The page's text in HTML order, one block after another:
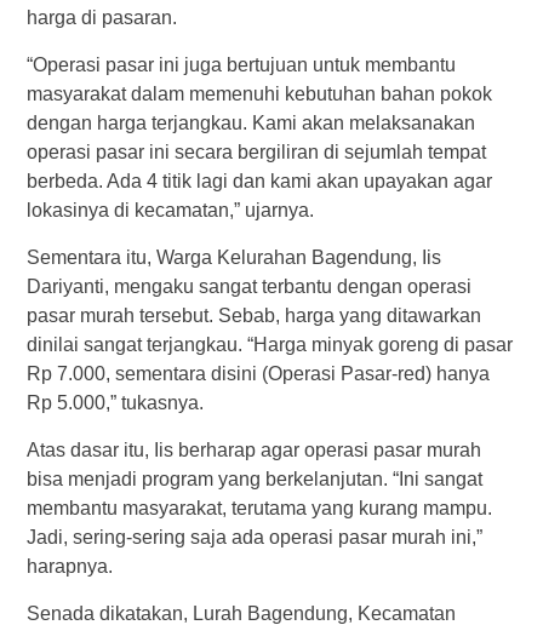
harga di pasaran.
“Operasi pasar ini juga bertujuan untuk membantu
masyarakat dalam memenuhi kebutuhan bahan pokok
dengan harga terjangkau. Kami akan melaksanakan
operasi pasar ini secara bergiliran di sejumlah tempat
berbeda. Ada 4 titik lagi dan kami akan upayakan agar
lokasinya di kecamatan,” ujarnya.
Sementara itu, Warga Kelurahan Bagendung, Iis
Dariyanti, mengaku sangat terbantu dengan operasi
pasar murah tersebut. Sebab, harga yang ditawarkan
dinilai sangat terjangkau. “Harga minyak goreng di pasar
Rp 7.000, sementara disini (Operasi Pasar-red) hanya
Rp 5.000,” tukasnya.
Atas dasar itu, Iis berharap agar operasi pasar murah
bisa menjadi program yang berkelanjutan. “Ini sangat
membantu masyarakat, terutama yang kurang mampu.
Jadi, sering-sering saja ada operasi pasar murah ini,”
harapnya.
Senada dikatakan, Lurah Bagendung, Kecamatan